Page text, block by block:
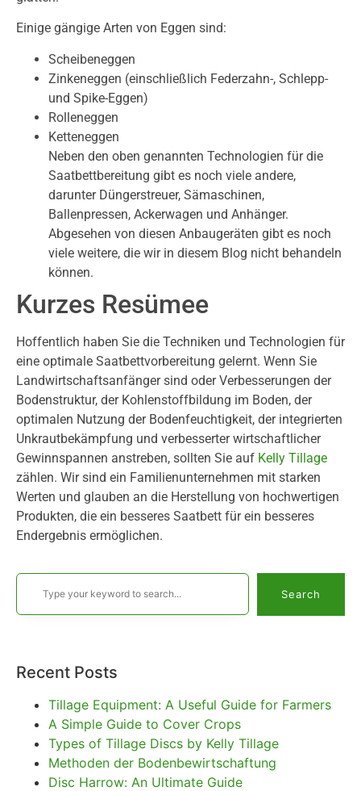
Einige gängige Arten von Eggen sind:
Scheibeneggen
Zinkeneggen (einschließlich Federzahn-, Schlepp-
und Spike-Eggen)
Rolleneggen
Ketteneggen
Neben den oben genannten Technologien für die
Saatbettbereitung gibt es noch viele andere,
darunter Düngerstreuer, Sämaschinen,
Ballenpressen, Ackerwagen und Anhänger.
Abgesehen von diesen Anbaugeräten gibt es noch
viele weitere, die wir in diesem Blog nicht behandeln
können.
Kurzes Resümee
Hoffentlich haben Sie die Techniken und Technologien für
eine optimale Saatbettvorbereitung gelernt. Wenn Sie
Landwirtschaftsanfänger sind oder Verbesserungen der
Bodenstruktur, der Kohlenstoffbildung im Boden, der
optimalen Nutzung der Bodenfeuchtigkeit, der integrierten
Unkrautbekämpfung und verbesserter wirtschaftlicher
Gewinnspannen anstreben, sollten Sie auf Kelly Tillage
zählen. Wir sind ein Familienunternehmen mit starken
Werten und glauben an die Herstellung von hochwertigen
Produkten, die ein besseres Saatbett für ein besseres
Endergebnis ermöglichen.
Search
Recent Posts
Tillage Equipment: A Useful Guide for Farmers
A Simple Guide to Cover Crops
Types of Tillage Discs by Kelly Tillage
Methoden der Bodenbewirtschaftung
Disc Harrow: An Ultimate Guide